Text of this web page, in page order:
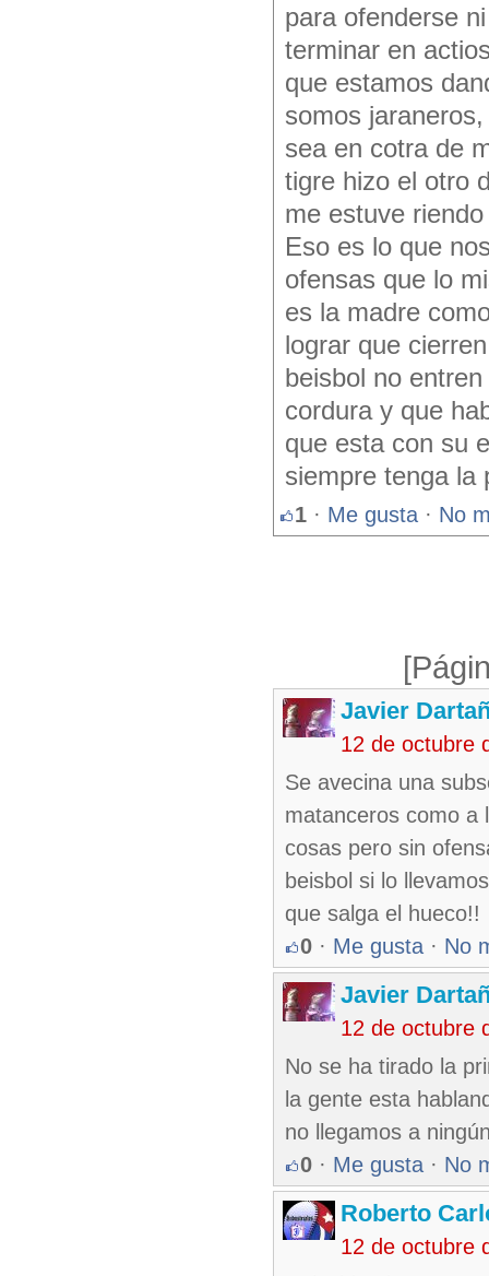
para ofenderse
terminar en
que estamos
somos
sea en cotra de
tigre hizo el otro
me estuve
Eso es lo que
ofensas que lo
es la madre
lograr que
beisbol no
cordura y que
que esta con su
siempre tenga la
1 · Me gusta · No
Javier
12 de octubre
Se avecina una
matanceros como a
cosas pero sin
beisbol si lo
que salga el hueco!!
0 · Me gusta · No
Javier
12 de octubre
No se ha tirado la
la gente esta
no llegamos a
0 · Me gusta · No
Roberto
12 de octubre